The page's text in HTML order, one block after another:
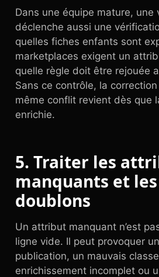
Dans une équipe mature, une
déclenche aussi une
quelles fiches enfants sont
marketplaces exigent un
quelle règle doit être rejouée
Sans ce contrôle, la
même conflit revient dès que
enrichie.
5. Traiter les
manquants et
doublons
Un attribut manquant n’est
ligne vide. Il peut provoquer
publication, un mauvais
enrichissement incomplet ou